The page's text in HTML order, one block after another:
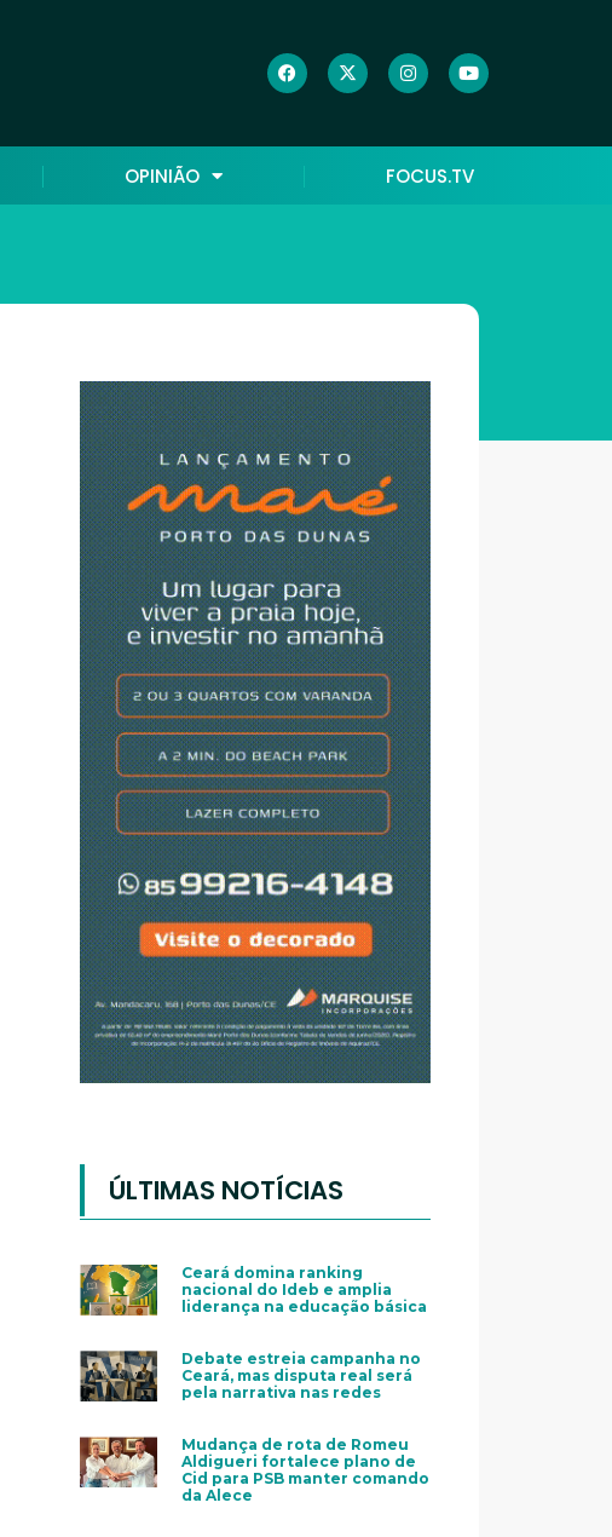
OPINIÃO FOCUS.TV
ÚLTIMAS NOTÍCIAS
Ceará domina ranking
nacional do Ideb e amplia
liderança na educação básica
Debate estreia campanha no
Ceará, mas disputa real será
pela narrativa nas redes
Mudança de rota de Romeu
Aldigueri fortalece plano de
Cid para PSB manter comando
da Alece